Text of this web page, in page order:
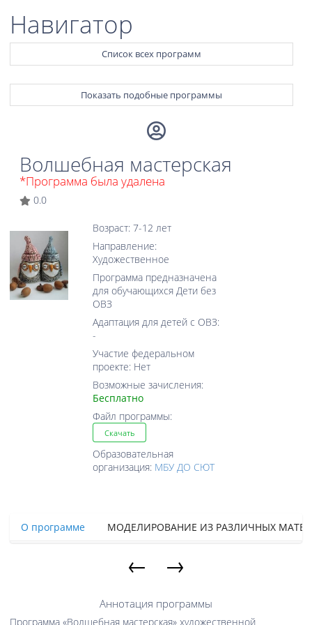
Навигатор
Список всех программ
Показать подобные программы
Волшебная мастерская
*Программа была удалена
0.0
Возраст: 7-12 лет
Направление:
Художественное
Программа предназначена
для обучающихся Дети без
ОВЗ
Адаптация для детей с ОВЗ:
-
Участие федеральном
проекте: Нет
Возможные зачисления:
Бесплатно
Файл программы:
Скачать
Образовательная
организация: МБУ ДО СЮТ
О программе МОДЕЛИРОВАНИЕ ИЗ РАЗЛИЧНЫХ
← →
Аннотация программы
Программа «Волшебная мастерская» художественной